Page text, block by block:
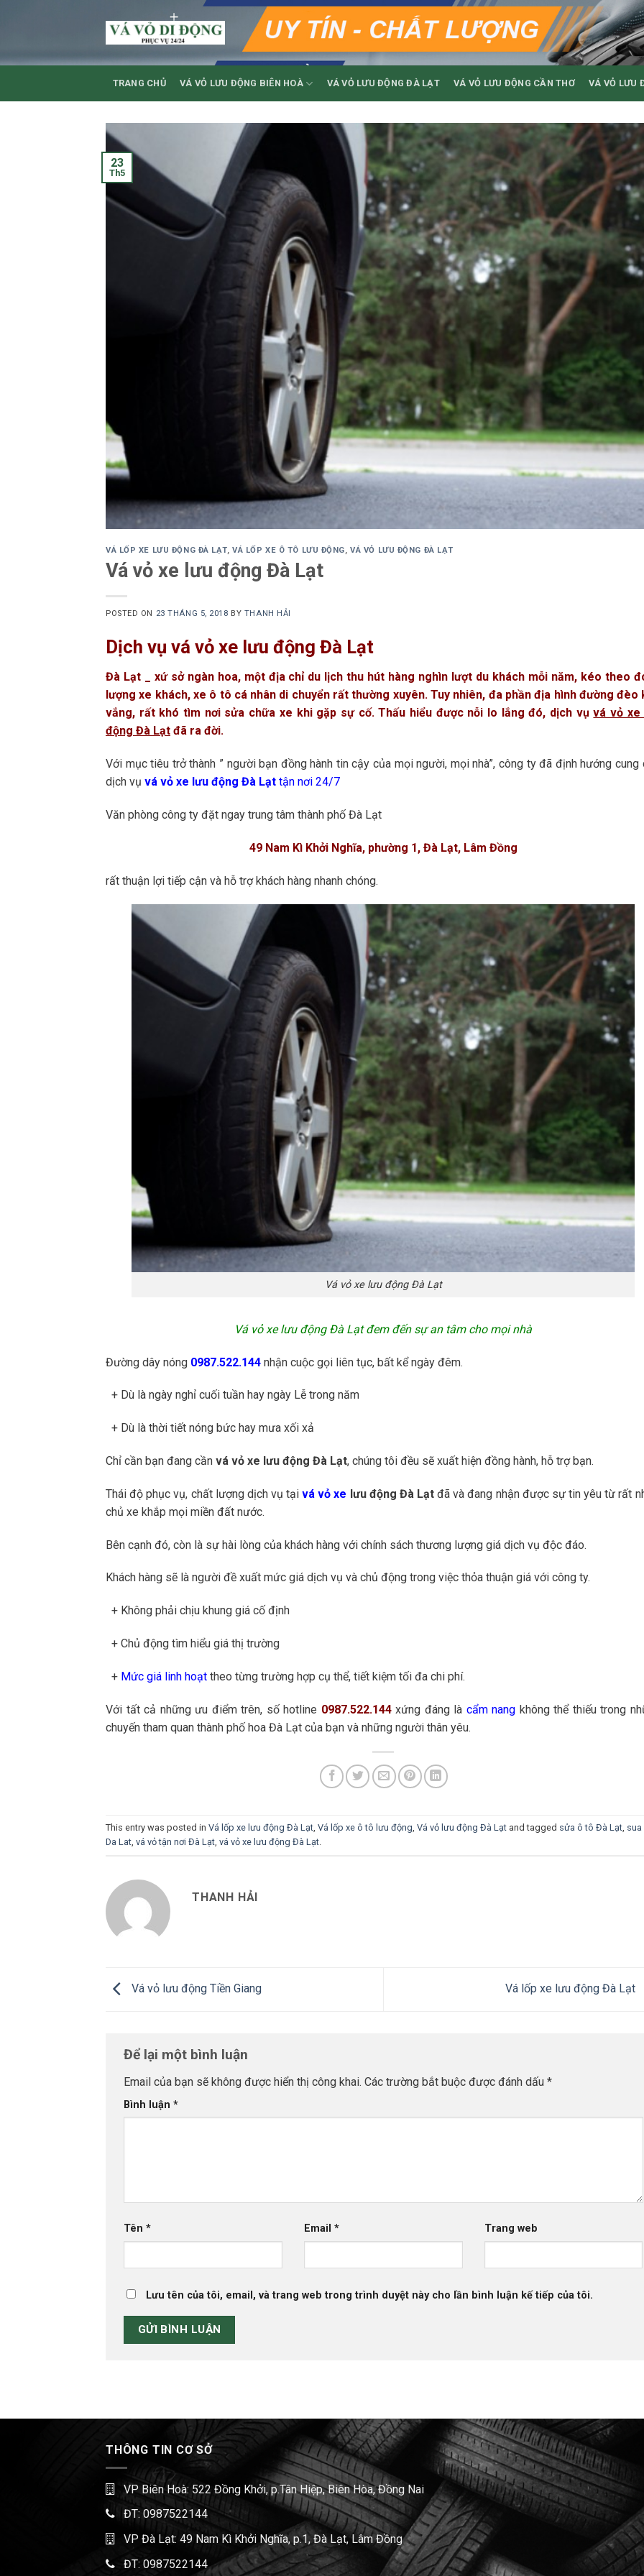
TRANG CHỦ VÁ VỎ LƯU ĐỘNG BIÊN HOÀ VÁ VỎ LƯU ĐỘNG ĐÀ LẠT VÁ VỎ LƯU ĐỘNG CẦN THƠ VÁ VỎ LƯU
23
Th5
VÁ LỐP XE LƯU ĐỘNG ĐÀ LẠT,VÁ LỐP XE Ô TÔ LƯU ĐỘNG,VÁ VỎ LƯU ĐỘNG ĐÀ LẠT
Vá vỏ xe lưu động Đà Lạt
POSTED ON 23 THÁNG 5, 2018 BY THANH HẢI
Dịch vụ vá vỏ xe lưu động Đà Lạt
Đà Lạt _ xứ sở ngàn hoa, một địa chỉ du lịch thu hút hàng nghìn lượt du khách mỗi năm, kéo theo
lượng xe khách, xe ô tô cá nhân di chuyển rất thường xuyên. Tuy nhiên, đa phần địa hình đường đèo
vắng, rất khó tìm nơi sửa chữa xe khi gặp sự cố. Thấu hiểu được nỗi lo lắng đó, dịch vụvá vỏ xe
động Đà Lạt đã ra đời.
Với mục tiêu trở thành ” người bạn đồng hành tin cậy của mọi người, mọi nhà”, công ty đã định hướng cung
dịch vụ vá vỏ xe lưu động Đà Lạt tận nơi 24/7
Văn phòng công ty đặt ngay trung tâm thành phố Đà Lạt
49 Nam Kì Khởi Nghĩa, phường 1, Đà Lạt, Lâm Đồng
rất thuận lợi tiếp cận và hỗ trợ khách hàng nhanh chóng.
Vá vỏ xe lưu động Đà Lạt
Vá vỏ xe lưu động Đà Lạt đem đến sự an tâm cho mọi nhà
Đường dây nóng 0987.522.144 nhận cuộc gọi liên tục, bất kể ngày đêm.
+ Dù là ngày nghỉ cuối tuần hay ngày Lễ trong năm
+ Dù là thời tiết nóng bức hay mưa xối xả
Chỉ cần bạn đang cần vá vỏ xe lưu động Đà Lạt, chúng tôi đều sẽ xuất hiện đồng hành, hỗ trợ bạn.
Thái độ phục vụ, chất lượng dịch vụ tạivá vỏ xe lưu động Đà Lạt đã và đang nhận được sự tin yêu từ rất
chủ xe khắp mọi miền đất nước.
Bên cạnh đó, còn là sự hài lòng của khách hàng với chính sách thương lượng giá dịch vụ độc đáo.
Khách hàng sẽ là người đề xuất mức giá dịch vụ và chủ động trong việc thỏa thuận giá với công ty.
+ Không phải chịu khung giá cố định
+ Chủ động tìm hiểu giá thị trường
+ Mức giá linh hoạt theo từng trường hợp cụ thể, tiết kiệm tối đa chi phí.
Với tất cả những ưu điểm trên, số hotline 0987.522.144 xứng đáng là cẩm nang không thể thiếu trong
chuyến tham quan thành phố hoa Đà Lạt của bạn và những người thân yêu.
This entry was posted in Vá lốp xe lưu động Đà Lạt Vá lốp xe ô tô lưu động Vá vỏ lưu động Đà Lạt and tagged sửa ô tô Đà Lạt
Da Lat vá vỏ tận nơi Đà Lạt vá vỏ xe lưu động Đà Lạt
THANH HẢI
Vá vỏ lưu động Tiền Giang Vá lốp xe lưu động Đà Lạt
Để lại một bình luận
Email của bạn sẽ không được hiển thị công khai. Các trường bắt buộc được đánh dấu *
Bình luận *
Tên * Email * Trang web
Lưu tên của tôi, email, và trang web trong trình duyệt này cho lần bình luận kế tiếp của tôi.
THÔNG TIN CƠ SỞ
VP Biên Hoà: 522 Đồng Khởi, p.Tân Hiệp, Biên Hòa, Đồng Nai
ĐT: 0987522144
VP Đà Lạt: 49 Nam Kì Khởi Nghĩa, p.1, Đà Lạt, Lâm Đồng
ĐT: 0987522144